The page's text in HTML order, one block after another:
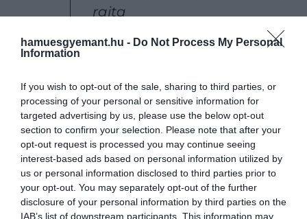
hamuesgyemant.hu - Do Not Process My Personal
Information
If you wish to opt-out of the sale, sharing to third parties, or
processing of your personal or sensitive information for
targeted advertising by us, please use the below opt-out
section to confirm your selection. Please note that after your
opt-out request is processed you may continue seeing
interest-based ads based on personal information utilized by
us or personal information disclosed to third parties prior to
your opt-out. You may separately opt-out of the further
disclosure of your personal information by third parties on the
IAB’s list of downstream participants. This information may
rajta
Részecskekémiai Tanszékének kutatója egy
nyilatkozatban.
Hoppe vezette a legújabb csillagpor-kutatások
megerősítik, hogy a szuperóriás csillagok és az
életük végét jelző szupernóvák a Naprendszerben
található csillagpor több mint 25 százalékáért
lehetnek felelősek.